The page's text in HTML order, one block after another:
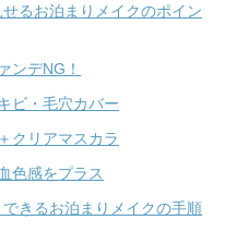
るお泊まりメイクのポイン
ンデNG！
ビ・毛穴カバー
クリアマスカラ
色感をプラス
きるお泊まりメイクの手順